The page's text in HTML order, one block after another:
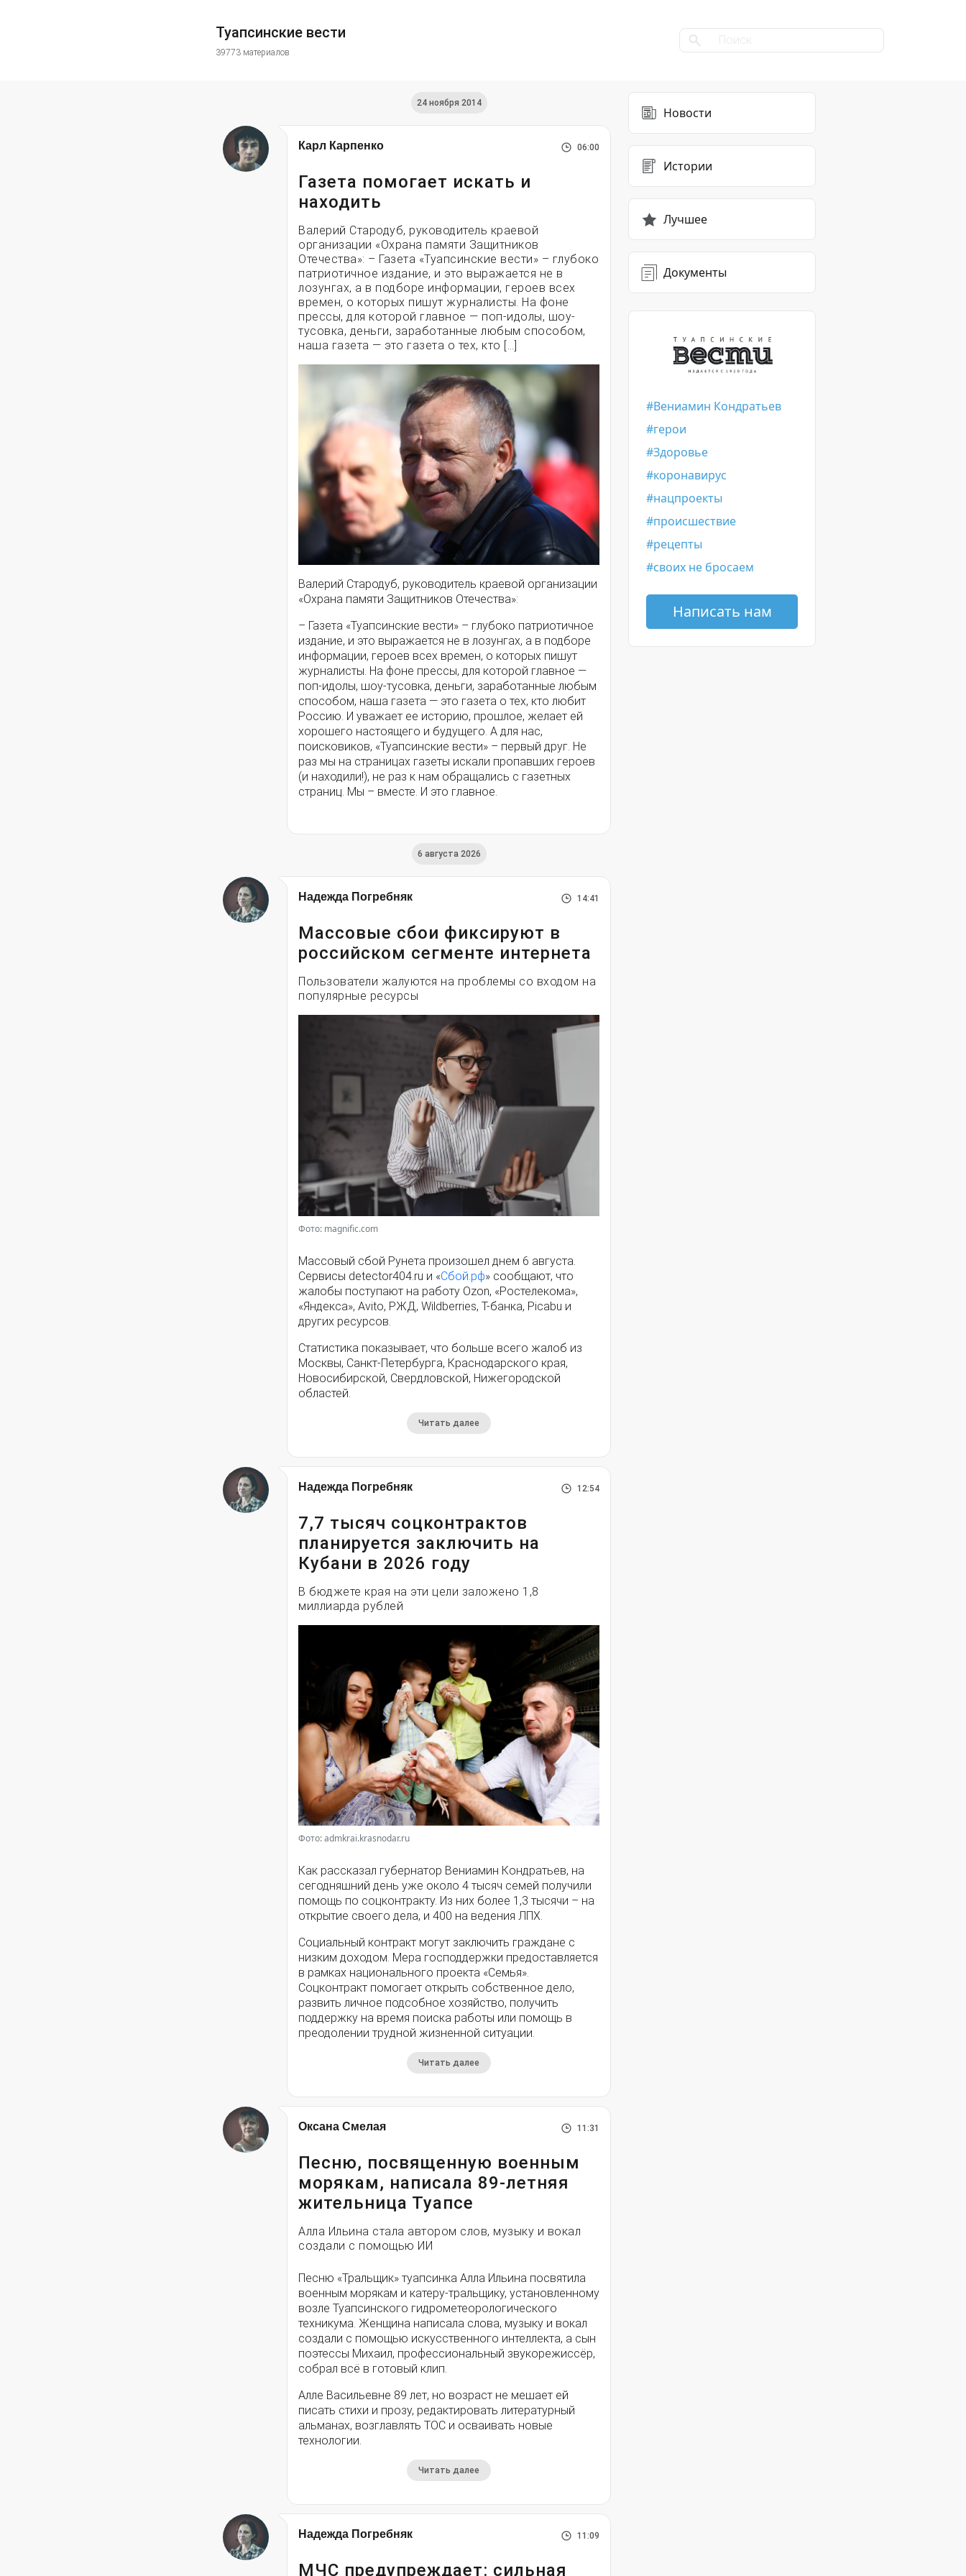
Туапсинские вести
39773 материалов
24 ноября 2014
Карл Карпенко 06:00
Газета помогает искать и
находить
Валерий Стародуб, руководитель краевой
организации «Охрана памяти Защитников
Отечества»: – Газета «Туапсинские вести» – глубоко
патриотичное издание, и это выражается не в
лозунгах, а в подборе информации, героев всех
времен, о которых пишут журналисты. На фоне
прессы, для которой главное — поп-идолы, шоу-
тусовка, деньги, заработанные любым способом,
наша газета — это газета о тех, кто […]
Валерий Стародуб, руководитель краевой организации
«Охрана памяти Защитников Отечества»:
– Газета «Туапсинские вести» – глубоко патриотичное
издание, и это выражается не в лозунгах, а в подборе
информации, героев всех времен, о которых пишут
журналисты. На фоне прессы, для которой главное —
поп-идолы, шоу-тусовка, деньги, заработанные любым
способом, наша газета — это газета о тех, кто любит
Россию. И уважает ее историю, прошлое, желает ей
хорошего настоящего и будущего. А для нас,
поисковиков, «Туапсинские вести» – первый друг. Не
раз мы на страницах газеты искали пропавших героев
(и находили!), не раз к нам обращались с газетных
страниц. Мы – вместе. И это главное.
6 августа 2026
Надежда Погребняк 14:41
Массовые сбои фиксируют в
российском сегменте интернета
Пользователи жалуются на проблемы со входом на
популярные ресурсы
Фото: magnific.com
Массовый сбой Рунета произошел днем 6 августа.
Сервисы detector404.ru и «Сбой.рф» сообщают, что
жалобы поступают на работу Ozon, «Ростелекома»,
«Яндекса», Avito, РЖД, Wildberries, Т-банка, Picabu и
других ресурсов.
Статистика показывает, что больше всего жалоб из
Москвы, Санкт-Петербурга, Краснодарского края,
Новосибирской, Свердловской, Нижегородской
областей.
Читать далее
Надежда Погребняк 12:54
7,7 тысяч соцконтрактов
планируется заключить на
Кубани в 2026 году
В бюджете края на эти цели заложено 1,8
миллиарда рублей
Фото: admkrai.krasnodar.ru
Как рассказал губернатор Вениамин Кондратьев, на
сегодняшний день уже около 4 тысяч семей получили
помощь по соцконтракту. Из них более 1,3 тысячи – на
открытие своего дела, и 400 на ведения ЛПХ.
Социальный контракт могут заключить граждане с
низким доходом. Мера господдержки предоставляется
в рамках национального проекта «Семья».
Соцконтракт помогает открыть собственное дело,
развить личное подсобное хозяйство, получить
поддержку на время поиска работы или помощь в
преодолении трудной жизненной ситуации.
Читать далее
Оксана Смелая 11:31
Песню, посвященную военным
морякам, написала 89-летняя
жительница Туапсе
Алла Ильина стала автором слов, музыку и вокал
создали с помощью ИИ
Песню «Тральщик» туапсинка Алла Ильина посвятила
военным морякам и катеру-тральщику, установленному
возле Туапсинского гидрометеорологического
техникума. Женщина написала слова, музыку и вокал
создали с помощью искусственного интеллекта, а сын
поэтессы Михаил, профессиональный звукорежиссёр,
собрал всё в готовый клип.
Алле Васильевне 89 лет, но возраст не мешает ей
писать стихи и прозу, редактировать литературный
альманах, возглавлять ТОС и осваивать новые
технологии.
Читать далее
Надежда Погребняк 11:09
МЧС предупреждает: сильная
Новости
Истории
Лучшее
Документы
Вениамин Кондратьев
герои
Здоровье
коронавирус
нацпроекты
происшествие
рецепты
своих не бросаем
Написать нам